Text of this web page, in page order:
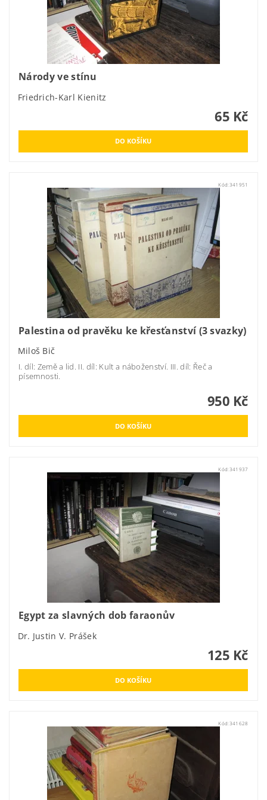
Národy ve stínu
Friedrich-Karl Kienitz
65 Kč
Kód: 341951
Palestina od pravěku ke křesťanství (3 svazky)
Miloš Bič
I. díl: Země a lid. II. díl: Kult a náboženství. III. díl: Řeč a
písemnosti.
950 Kč
Kód:341937
Egypt za slavných dob faraonův
Dr. Justin V. Prášek
125 Kč
Kód: 341628